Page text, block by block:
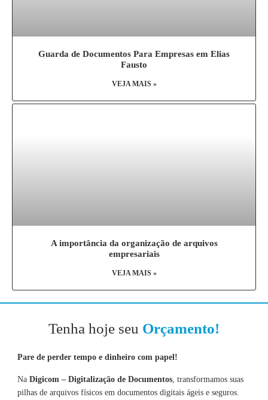
Guarda de Documentos Para Empresas em Elias
Fausto
VEJA MAIS »
A importância da organização de arquivos
empresariais
VEJA MAIS »
Tenha hoje seu Orçamento!
Pare de perder tempo e dinheiro com papel!
Na Digicom – Digitalização de Documentos, transformamos suas
pilhas de arquivos físicos em documentos digitais ágeis e seguros.